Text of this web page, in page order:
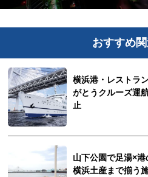
おすすめ
横浜港・レストラ
がとうクルーズ運
止
山下公園で足湯×港
横浜土産まで揃う